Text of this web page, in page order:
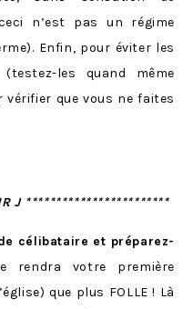
n’est pas un régime
Enfin, pour éviter les
(testez-les quand même
vérifier que vous ne faites
J ************************
célibataire et préparez-
rendra votre première
que plus FOLLE ! Là